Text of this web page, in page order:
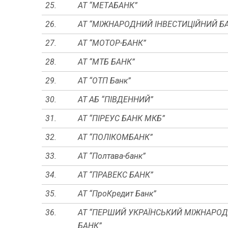
25.
АТ “МЕTАБАНК”
26.
АТ “МІЖНАРОДНИЙ ІНВЕСТИЦІЙНИЙ
27.
АТ “МОТОР-БАНК”
28.
АТ “МТБ БАНК”
29.
АТ “ОТП Банк”
30.
АТ АБ “ПІВДЕННИЙ”
31.
АТ “ПІРЕУС БАНК МКБ”
32.
АТ “ПОЛІКОМБАНК”
33.
АТ “Полтава-банк”
34.
АТ “ПРАВЕКС БАНК”
35.
АТ “ПроКредит Банк”
36.
АТ “ПЕРШИЙ УКРАЇНСЬКИЙ
БАНК”